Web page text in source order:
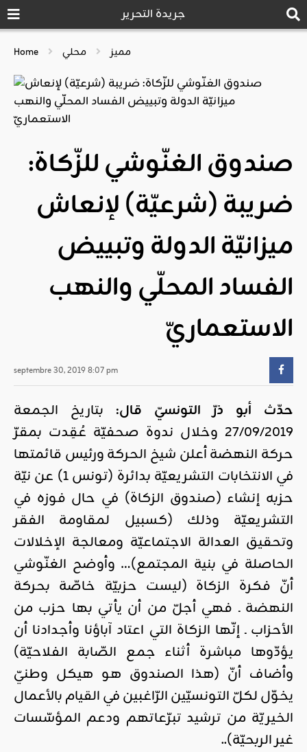
جريدة التحرير
Home مميز محلي
صندوق الغنّوشي للزّكاة:
ضريبة (شرعيّة) لإنعاش
ميزانيّة الدولة وتبييض
الفساد المحلّي والنهب
الاستعماريّ
septembre 30, 2019 8:07 pm
حدّث أبو ذرّ التونسيّ قال: بتاريخ الجمعة
27/09/2019 وخلال ندوة صحفيّة عُقِدت بمقرّ
حركة النهضة أعلن شيخ الحركة ورئيس قائمتها
في الانتخابات التشريعيّة بدائرة (تونس 1) عن نيّة
حزبه إنشاء (صندوق الزكاة) في حال فوزه في
التشريعيّة وذلك (كسبيل لمقاومة الفقر
وتحقيق العدالة الاجتماعيّة ومعالجة الإخلالات
الحاصلة في بنية المجتمع)… وأوضح الغنّوشي
أنّ فكرة الزكاة (ليست حزبيّة خاصّة بحركة
النهضة ـ فهي أجلّ من أن يأتي بها حزب من
الأحزاب ـ إنّها الزكاة التي اعتاد آباؤنا وأجدادنا أن
يؤدّوها مباشرة أثناء جمع الصّابة الفلاحيّة)
وأضاف أنّ (هذا الصندوق هو هيكل وطنيّ
يخوّل لكلّ التونسيّين الرّاغبين في القيام بالأعمال
الخيريّة من ترشيد تبرّعاتهم ودعم المؤسّسات
غير الربحيّة)..